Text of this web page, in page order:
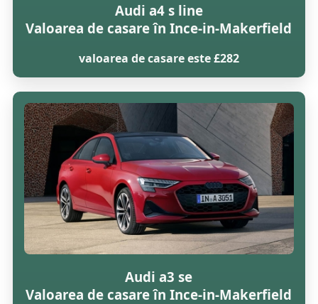
Audi a4 s line
Valoarea de casare în Ince-in-Makerfield
valoarea de casare este £282
Audi a3 se
Valoarea de casare în Ince-in-Makerfield